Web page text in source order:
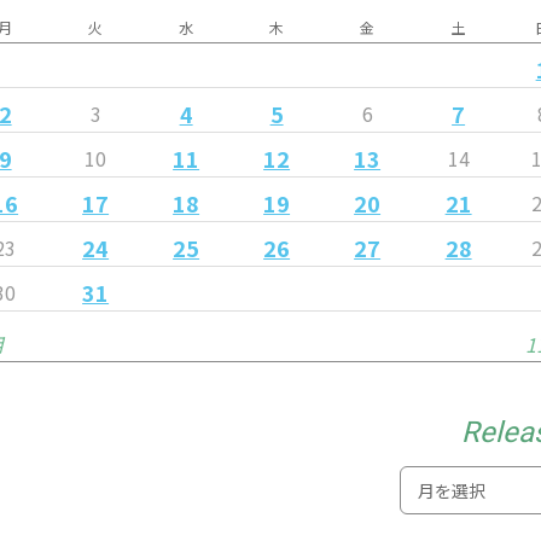
火 水 木 金 土
3 4 5 6 7
10 11 12 13 14
17 18 19 20 21
24 25 26 27 28
31